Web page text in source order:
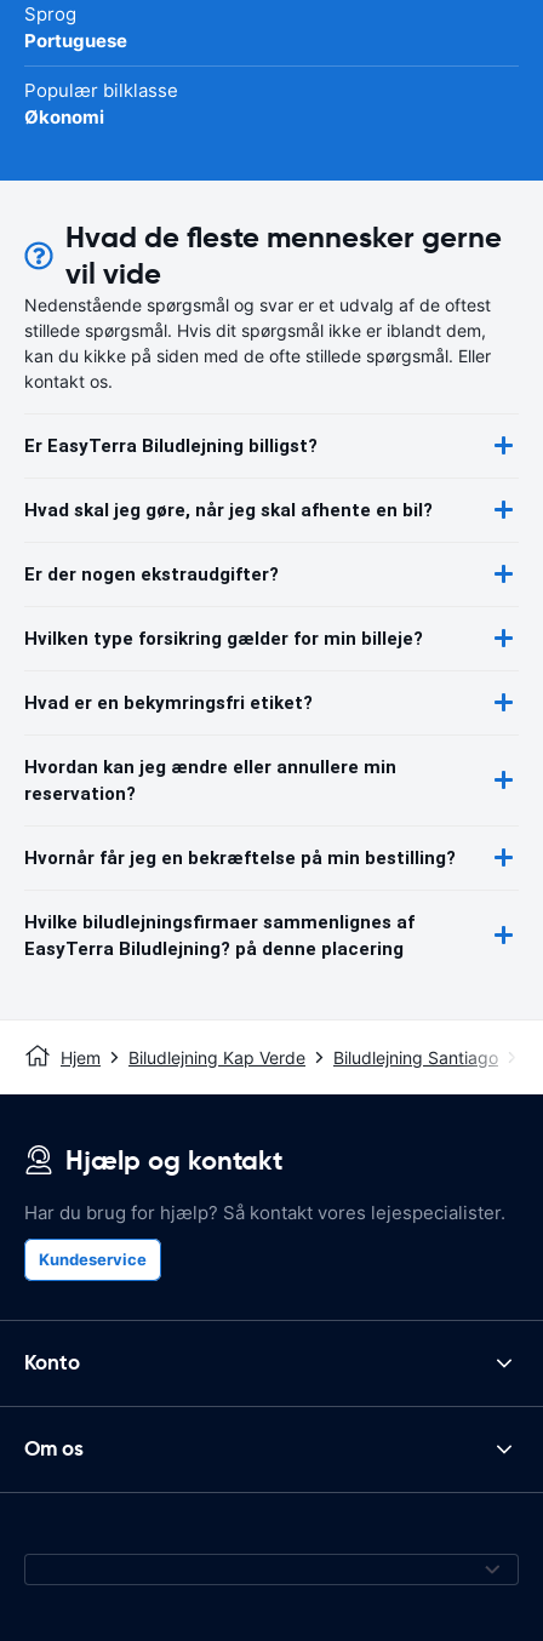
Sprog
Portuguese
Populær bilklasse
Økonomi
Hvad de fleste mennesker gerne
vil vide
Nedenstående spørgsmål og svar er et udvalg af de oftest
stillede spørgsmål. Hvis dit spørgsmål ikke er iblandt dem,
kan du kikke på siden med de ofte stillede spørgsmål. Eller
kontakt os.
Er EasyTerra Biludlejning billigst?
Hvad skal jeg gøre, når jeg skal afhente en bil?
Er der nogen ekstraudgifter?
Hvilken type forsikring gælder for min billeje?
Hvad er en bekymringsfri etiket?
Hvordan kan jeg ændre eller annullere min
reservation?
Hvornår får jeg en bekræftelse på min bestilling?
Hvilke biludlejningsfirmaer sammenlignes af
EasyTerra Biludlejning? på denne placering
Hjem Biludlejning Kap Verde Biludlejning Santiago
Hjælp og kontakt
Har du brug for hjælp? Så kontakt vores lejespecialister.
Kundeservice
Konto
Om os